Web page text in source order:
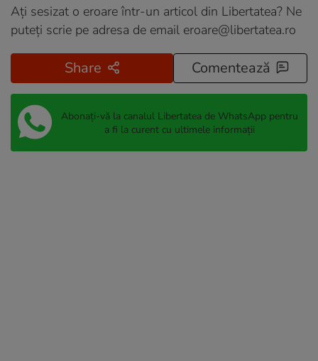
Ați sesizat o eroare într-un articol din Libertatea? Ne
puteți scrie pe adresa de email eroare@libertatea.ro
Share Comentează
Abonați-vă la canalul Libertatea de WhatsApp pentru
a fi la curent cu ultimele informații